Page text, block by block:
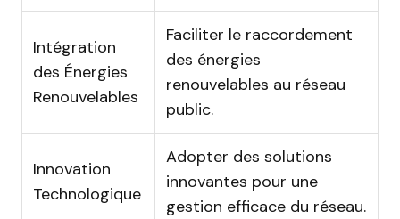
Intégration
des Énergies
Renouvelables
Faciliter le raccordement
des énergies
renouvelables au réseau
public.
Innovation
Technologique
Adopter des solutions
innovantes pour une
gestion efficace du réseau.